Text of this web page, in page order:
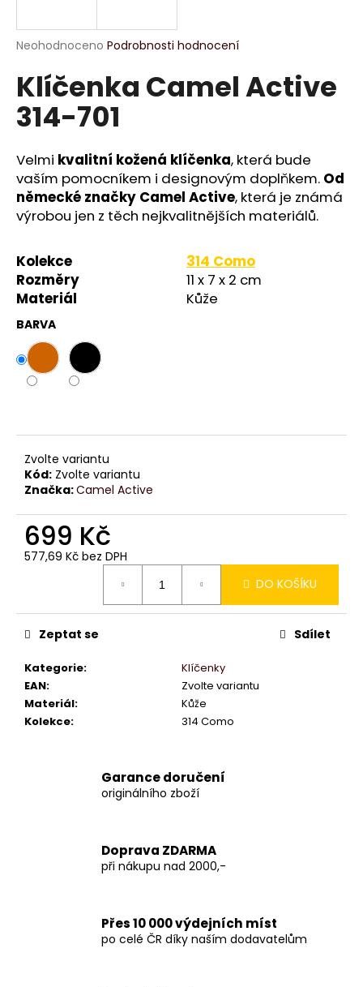
Průměrné
produktu
je
0,0
z
hvězdiček.
Neohodnoceno Podrobnosti hodnocení
Klíčenka Camel Active
314-701
Velmi kvalitní kožená klíčenka, která bude
vaším pomocníkem i designovým doplňkem. Od
německé značky Camel Active, která je známá
výrobou jen z těch nejkvalitnějších materiálů.
Kolekce
314 Como
Rozměry
11 x 7 x 2 cm
Materiál
Kůže
BARVA
Zvolte variantu
Kód: Zvolte variantu
Značka:Camel Active
699 Kč
577,69 Kč bez DPH
DO KOŠÍKU
Kategorie:
Klíčenky
EAN:
Zvolte variantu
Materiál:
Kůže
Kolekce: 314 Como
Zeptat se Sdílet
Garance doručení
originálního zboží
Doprava ZDARMA
při nákupu nad 2000,-
Přes 10 000 výdejních míst
po celé ČR díky naším dodavatelům
j
t
?
HLEDAT
D
o
p
r
č
m
e